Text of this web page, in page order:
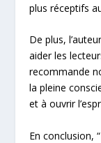
plus réceptifs
De plus,
aider les
recommande
la pleine
et à ouvrir
En conclusion,